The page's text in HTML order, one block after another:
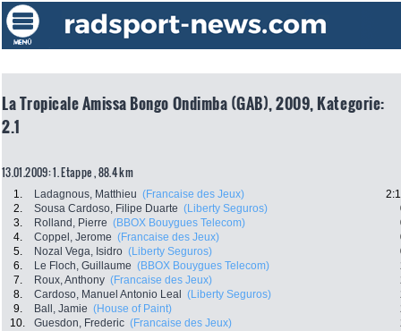
La Tropicale Amissa Bongo Ondimba (GAB), 2009, Kategorie:
2.1
13.01.2009: 1. Etappe , 88.4 km
1. Ladagnous, Matthieu (Francaise des Jeux)
2.
Sousa Cardoso, Filipe Duarte (Liberty Seguros)
3.
Rolland, Pierre (BBOX Bouygues Telecom)
4.
Coppel, Jerome (Francaise des Jeux)
5.
Nozal Vega, Isidro (Liberty Seguros)
6.
Le Floch, Guillaume (BBOX Bouygues Telecom)
7.
Roux, Anthony (Francaise des Jeux)
8.
Cardoso, Manuel Antonio Leal (Liberty Seguros)
9.
Ball, Jamie (House of Paint)
10.
Guesdon, Frederic (Francaise des Jeux)